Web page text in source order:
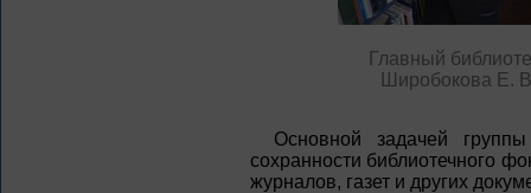
Главный
Широбокова Е.
Основной задачей
сохранности библиотечного
журналов, газет и других